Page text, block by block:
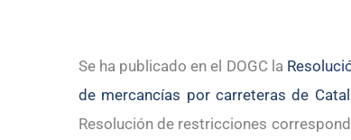
Se ha publicado en el DOGC la
de mercancías por carreteras de
Resolución de restricciones